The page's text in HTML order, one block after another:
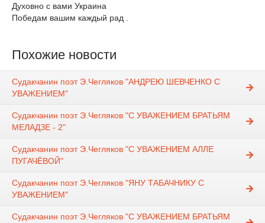
Духовно с вами Украина
Победам вашим каждый рад .
Похожие новости
Судакчанин поэт Э.Чегляков "АНДРЕЮ ШЕВЧЕНКО С
УВАЖЕНИЕМ"
Судакчанин поэт Э.Чегляков "С УВАЖЕНИЕМ БРАТЬЯМ
МЕЛАДЗЕ - 2"
Судакчанин поэт Э.Чегляков "С УВАЖЕНИЕМ АЛЛЕ
ПУГАЧЁВОЙ"
Судакчанин поэт Э.Чегляков "ЯНУ ТАБАЧНИКУ С
УВАЖЕНИЕМ"
Судакчанин поэт Э.Чегляков "С УВАЖЕНИЕМ БРАТЬЯМ